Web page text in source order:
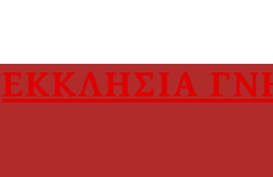
ΕΚΚΛΗΣΙΑ